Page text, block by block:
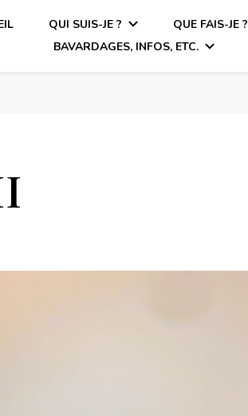
QUI SUIS-JE ? QUE FAIS-JE ?
BAVARDAGES, INFOS, ETC.